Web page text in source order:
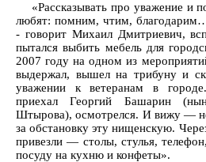
«Рассказывать про уважение и
любят: помним, чтим,
- говорит Михаил Дмитриевич,
пытался выбить мебель для
2007 году на одном из
выдержал, вышел на трибуну и
уважении к ветеранам в
приехал Георгий Башарин
Штырова), осмотрелся. И вижу —
за обстановку эту нищенскую.
привезли — столы, стулья,
посуду на кухню и конфеты».